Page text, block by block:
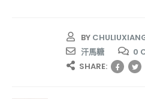
BY
汗馬糖
0
SHARE: